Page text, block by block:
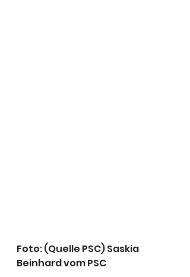
Foto: (Quelle PSC) Saskia
Beinhard vom PSC